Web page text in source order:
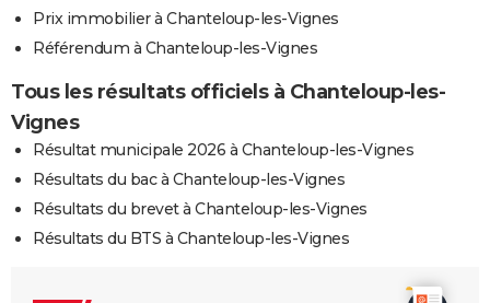
Prix immobilier à Chanteloup-les-Vignes
Référendum à Chanteloup-les-Vignes
Tous les résultats officiels à Chanteloup-les-
Vignes
Résultat municipale 2026 à Chanteloup-les-Vignes
Résultats du bac à Chanteloup-les-Vignes
Résultats du brevet à Chanteloup-les-Vignes
Résultats du BTS à Chanteloup-les-Vignes